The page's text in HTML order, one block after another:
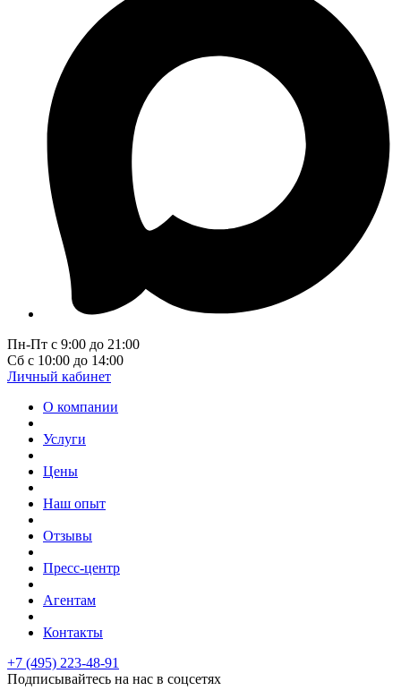
Пн-Пт с 9:00 до 21:00
Сб с 10:00 до 14:00
Личный кабинет
О компании
Услуги
Цены
Наш опыт
Отзывы
Пресс-центр
Агентам
Контакты
+7 (495) 223-48-91
Подписывайтесь на нас в соцсетях